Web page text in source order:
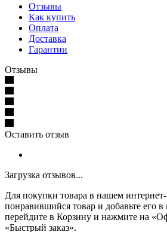
Отзывы
Как купить
Оплата
Доставка
Гарантии
Отзывы
Оставить отзыв
Загрузка отзывов...
Для покупки товара в нашем
понравившийся товар и добавьте его в
перейдите в Корзину и нажмите на
«Быстрый заказ».